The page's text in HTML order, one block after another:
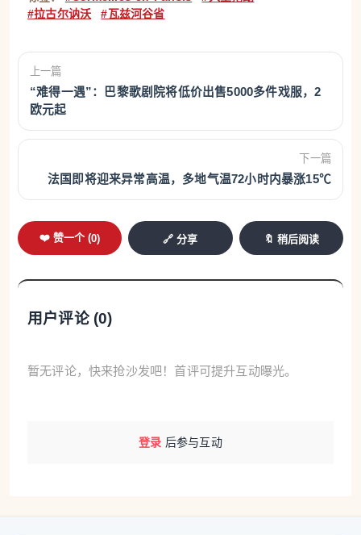
#拉古尔讷沃
#瓦兹河谷省
上一篇
“难得一遇”：巴黎歌剧院将低价出售5000多件戏服，2
欧元起
下一篇
法国即将迎来异常高温，多地气温72小时内暴涨15℃
❤️ 赞一个 (0) 🔗 分享 🔖 稍后阅读
用户评论 (0)
暂无评论，快来抢沙发吧！首评可提升互动曝光。
登录 后参与互动